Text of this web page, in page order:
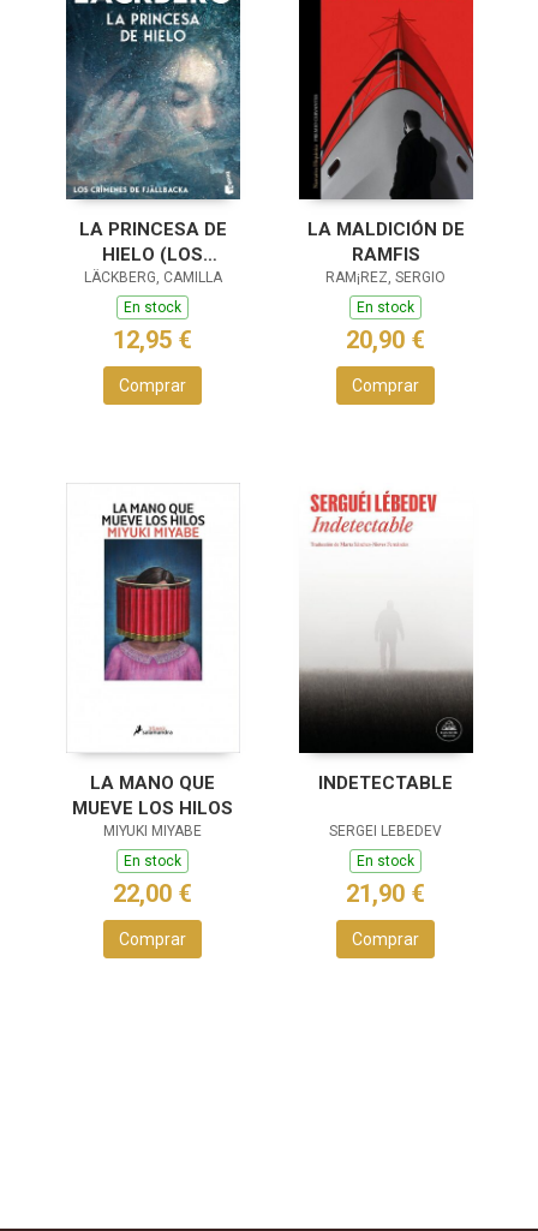
LA PRINCESA DE
HIELO (LOS
CRÍMENES DE
FJÄLLBACKA)
LÄCKBERG, CAMILLA
En stock
12,95 €
Comprar
LA MALDICIÓN DE
RAMFIS
RAM¡REZ, SERGIO
En stock
20,90 €
Comprar
LA MANO QUE
MUEVE LOS HILOS
MIYUKI MIYABE
En stock
22,00 €
Comprar
INDETECTABLE
SERGEI LEBEDEV
En stock
21,90 €
Comprar